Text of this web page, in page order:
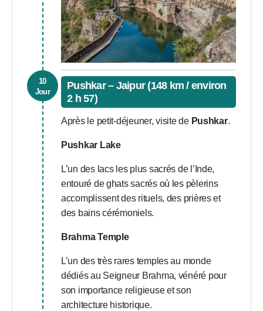
10
Jour
Pushkar – Jaipur (148 km / environ
2 h 57)
Après le petit-déjeuner, visite de Pushkar.
Pushkar Lake
L’un des lacs les plus sacrés de l’Inde,
entouré de ghats sacrés où les pèlerins
accomplissent des rituels, des prières et
des bains cérémoniels.
Brahma Temple
L’un des très rares temples au monde
dédiés au Seigneur Brahma, vénéré pour
son importance religieuse et son
architecture historique.